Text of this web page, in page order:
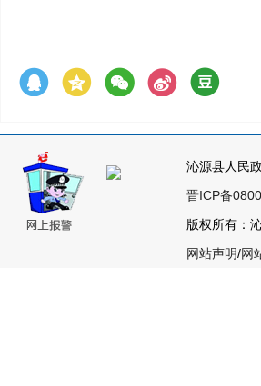
沁源县人民
晋ICP备
版权所有：
网站声明/网